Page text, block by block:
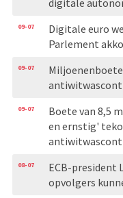
09-07
Digitale euro
Parlement
09-07
09-07
Boete van 8,5
en ernstig'
08-07
ECB-president
opvolgers